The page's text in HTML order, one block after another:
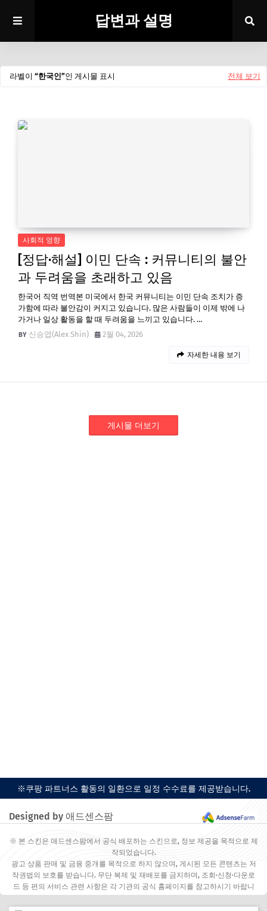
답변과 설명
라벨이 한국인 인 게시물 표시 전체 보기
사회적 영향
[정답·해설] 이민 단속 : 커뮤니티의 불안
과 두려움을 초래하고 있음
한국어 직역 번역본 미국에서 한국 커뮤니티는 이민 단속 조치가 증
가함에 따라 불안감이 커지고 있습니다. 많은 사람들이 이제 밖에 나
가거나 일상 활동을 할 때 두려움을 느끼고 있습니다. …
신승엽(Alex Shin)
2월 04, 2026
자세한 내용 보기
게시물 더보기
※쿠팡 파트너스 활동의 일환으로 일정 수수료를 제공받습니다.
Designed by 애드센스팜
※ 본 스킨은 애드센스팜에서 공식 배포하는 스킨으로, 정보 제공을 목적으로 제
작되었습니다.
광고 상품 판매 및 금융 중개를 목적으로 하지 않으며, 게시된 모든 콘텐츠는 저
작권법의 보호를 받습니다. 무단 복제 및 재배포를 금지하며, 조회·신청·다운로
드 등 편의 서비스 관련 사항은 각 기관의 공식 홈페이지를 참고하시기 바랍니